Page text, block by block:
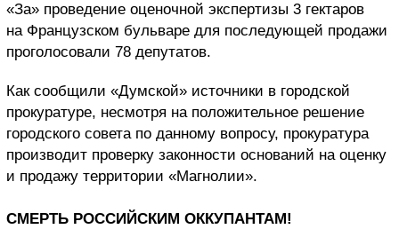
«За» проведение оценочной экспертизы 3 гектаров
на Французском бульваре для последующей продажи
проголосовали 78 депутатов.
Как сообщили «Думской» источники в городской
прокуратуре, несмотря на положительное решение
городского совета по данному вопросу, прокуратура
производит проверку законности оснований на оценку
и продажу территории «Магнолии».
СМЕРТЬ РОССИЙСКИМ ОККУПАНТАМ!